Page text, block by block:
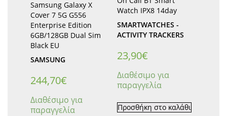
Samsung Galaxy X
Cover 7 5G G556
Enterprise Edition
6GB/128GB Dual Sim
Black EU
SAMSUNG
244,70€
Διαθέσιμο για
παραγγελία
Watch IPX8 14day
SMARTWATCHES -
ACTIVITY TRACKERS
23,90€
Διαθέσιμο για
παραγγελία
Προσθήκη στο καλάθι